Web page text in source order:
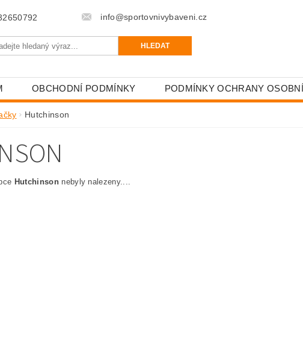
info@sportovnivybaveni.cz
OBCHODNÍ PODMÍNKY PODMÍNKY OCHRANY
Hutchinson
Hutchinsonnebyly nalezeny....